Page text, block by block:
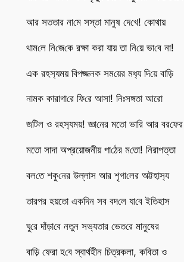
আর সততার না‌মে সস্তা মানুষ দে‌খে! কোথায়
থাম‌লে নি‌জে‌কে রক্ষা করা যায় তা নি‌য়ে ভা‌বে না!
এক রহস‌্যময় বিপজ্জনক সম‌য়ের মধ‌্য দি‌য়ে বা‌ড়ি
নামক কারাগা‌রে ফি‌রে আসা! নিঃসঙ্গতা আরো
জ‌টিল ও রহস‌্যময়! জ্ঞা‌নের মতো ভা‌রি আর বর‌ফের
মতো সাদা অপ্রয়োজনীয় পা‌ঠের ম‌তো! নিরাপত্তা
বল‌তে শকু‌নের উল্লাস আর শৃগা‌লের অট্টহাস‌্য
তারপর হয়তো এক‌দিন সব বদ‌লে যা‌বে ইতিহাস
ঘু‌রে দাঁড়া‌বে নতুন সভ‌্যতার ভেত‌রে মানুষের
বা‌ড়ি ফেরা হ‌বে স্বার্থহীন চিত্রকলা, ক‌বিতা ও